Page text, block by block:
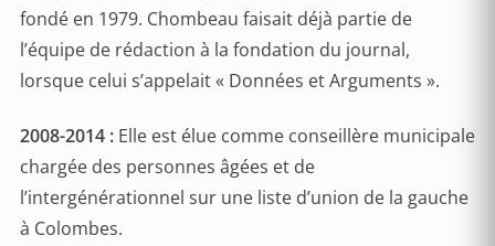
fondé en 1979. Chombeau faisait déjà partie de
l’équipe de rédaction à la fondation du journal,
lorsque celui s’appelait « Données et Arguments ».
2008-2014 : Elle est élue comme conseillère municipale
chargée des personnes âgées et de
l’intergénérationnel sur une liste d’union de la gauche
à Colombes.